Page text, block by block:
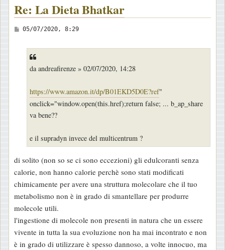
Re: La Dieta Bhatkar
M
05/07/2020, 8:29
da andreafirenze » 02/07/2020, 14:28
https://www.amazon.it/dp/B01EKD5D0E?ref"
onclick="window.open(this.href);return false; ... b_ap_share
va bene??
e il supradyn invece del multicentrum ?
di solito (non so se ci sono eccezioni) gli edulcoranti senza
calorie, non hanno calorie perchè sono stati modificati
chimicamente per avere una struttura molecolare che il tuo
metabolismo non è in grado di smantellare per produrre
molecole utili.
l'ingestione di molecole non presenti in natura che un essere
vivente in tutta la sua evoluzione non ha mai incontrato e non
è in grado di utilizzare è spesso dannoso, a volte innocuo, ma